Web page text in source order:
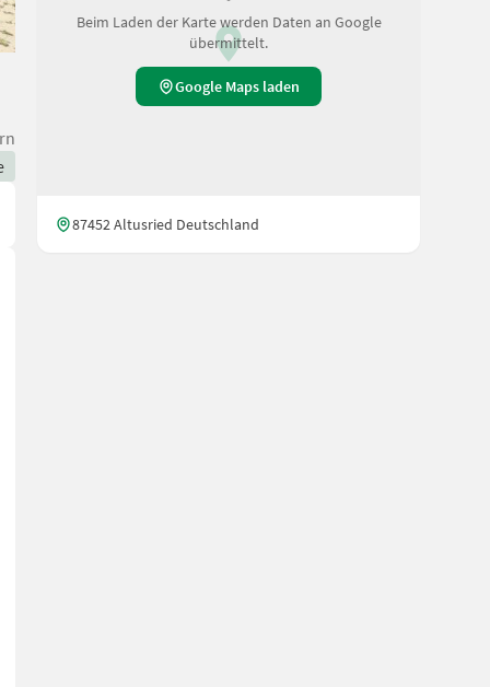
Beim Laden der Karte werden Daten an Google
übermittelt.
Google Maps laden
87452 Altusried Deutschland